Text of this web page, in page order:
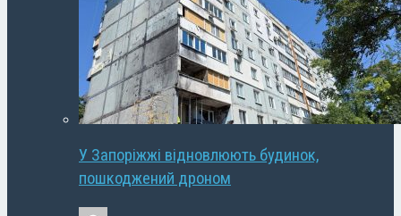
У Запоріжжі відновлюють будинок,
пошкоджений дроном